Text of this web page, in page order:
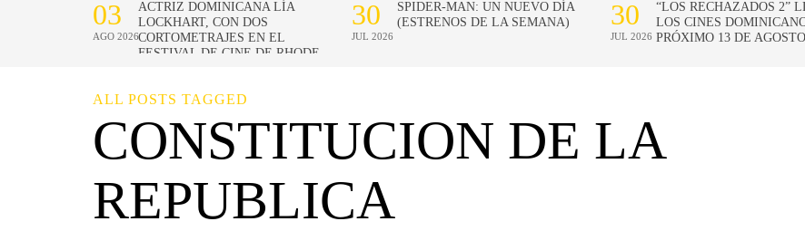
ALL POSTS TAGGED
CONSTITUCION DE LA
REPUBLICA